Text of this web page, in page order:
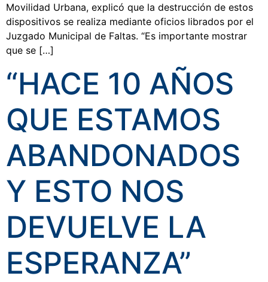
Movilidad Urbana, explicó que la destrucción de estos
dispositivos se realiza mediante oficios librados por el
Juzgado Municipal de Faltas. “Es importante mostrar
que se […]
“HACE 10 AÑOS
QUE ESTAMOS
ABANDONADOS
Y ESTO NOS
DEVUELVE LA
ESPERANZA”